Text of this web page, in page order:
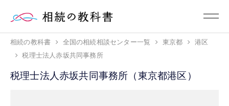
相続の教科書 全国の相続相談センター一覧 東京都
港区
税理士法人赤坂共同事務所
税理士法人赤坂共同事務所（東京都港区）